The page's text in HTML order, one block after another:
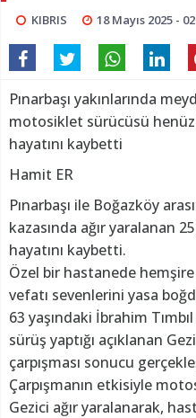
KIBRIS 18 Mayıs 2025 -
Pınarbaşı yakınlarında
motosiklet sürücüsü henüz
hayatını kaybetti
Hamit ER
Pınarbaşı ile Boğazköy
kazasında ağır yaralanan
hayatını kaybetti.
Özel bir hastanede hemşire
vefatı sevenlerini yasa
63 yaşındaki İbrahim
sürüş yaptığı açıklanan
çarpışması sonucu
Çarpışmanın etkisiyle
Gezici ağır yaralanarak,